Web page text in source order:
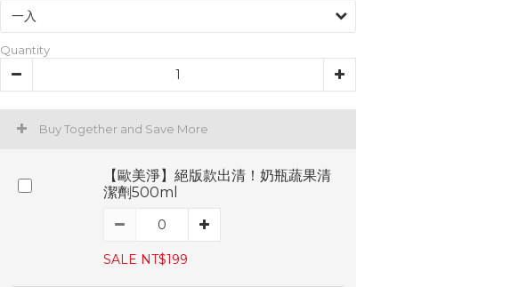
Quantity
Buy Together and Save More
【歐美淨】絕版款出清！奶瓶蔬果清
潔劑500ml
SALE NT$199